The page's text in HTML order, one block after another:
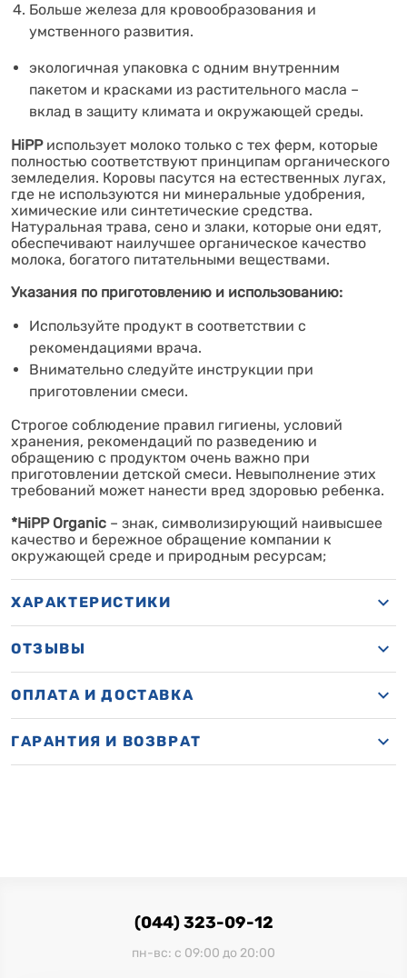
Больше железа для кровообразования и
умственного развития.
экологичная упаковка с одним внутренним
пакетом и красками из растительного масла –
вклад в защиту климата и окружающей среды.
HiPPиспользует молоко только с тех ферм, которые
полностью соответствуют принципам органического
земледелия. Коровы пасутся на естественных лугах,
где не используются ни минеральные удобрения,
химические или синтетические средства.
Натуральная трава, сено и злаки, которые они едят,
обеспечивают наилучшее органическое качество
молока, богатого питательными веществами.
Указания по приготовлению и использованию:
Используйте продукт в соответствии с
рекомендациями врача.
Внимательно следуйте инструкции при
приготовлении смеси.
Строгое соблюдение правил гигиены, условий
хранения, рекомендаций по разведению и
обращению с продуктом очень важно при
приготовлении детской смеси. Невыполнение этих
требований может нанести вред здоровью ребенка.
*HiPP Organic – знак, символизирующий наивысшее
качество и бережное обращение компании к
окружающей среде и природным ресурсам;
ХАРАКТЕРИСТИКИ
ОТЗЫВЫ
ОПЛАТА И ДОСТАВКА
ГАРАНТИЯ И ВОЗВРАТ
(044) 323-09-12
пн-вс: с 09:00 до 20:00